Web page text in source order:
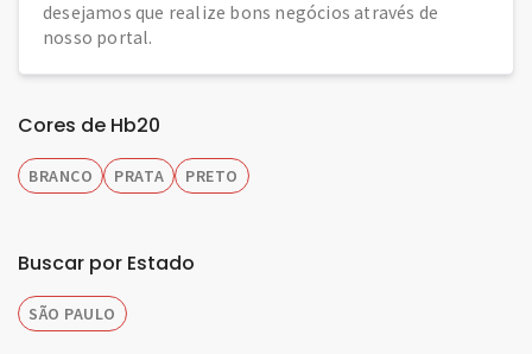
desejamos que realize bons negócios através de
nosso portal.
Cores de Hb20
BRANCO PRATA PRETO
Buscar por Estado
SÃO PAULO